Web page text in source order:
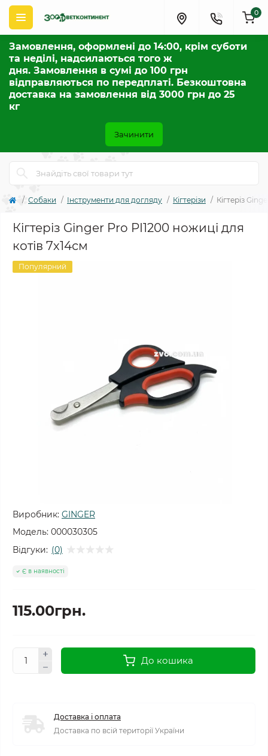
Замовлення, оформлені до 14:00, крім суботи
та неділі, надсилаються того ж
дня. Замовлення в сумі до 100 грн
відправляються по передплаті. Безкоштовна
доставка на замовлення від 3000 грн до 25
кг
Зачинити
0
Собаки Інструменти для догляду Кігтерізи Кігтеріз
Кігтеріз Ginger Pro PI1200 ножиці для
котів 7х14см
Популярний
Виробник: GINGER
Модель: 000030305
Відгуки: (0)
Є в наявності
115.00грн.
До кошика
Доставка і оплата
Доставка по всій території України